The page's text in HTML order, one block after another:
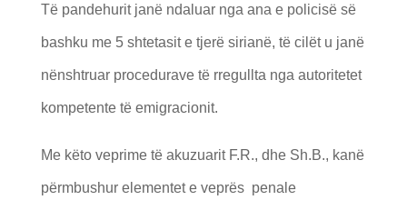
Të pandehurit janë ndaluar nga ana e policisë së
bashku me 5 shtetasit e tjerë sirianë, të cilët u janë
nënshtruar procedurave të rregullta nga autoritetet
kompetente të emigracionit.
Me këto veprime të akuzuarit F.R., dhe Sh.B., kanë
përmbushur elementet e veprës penale